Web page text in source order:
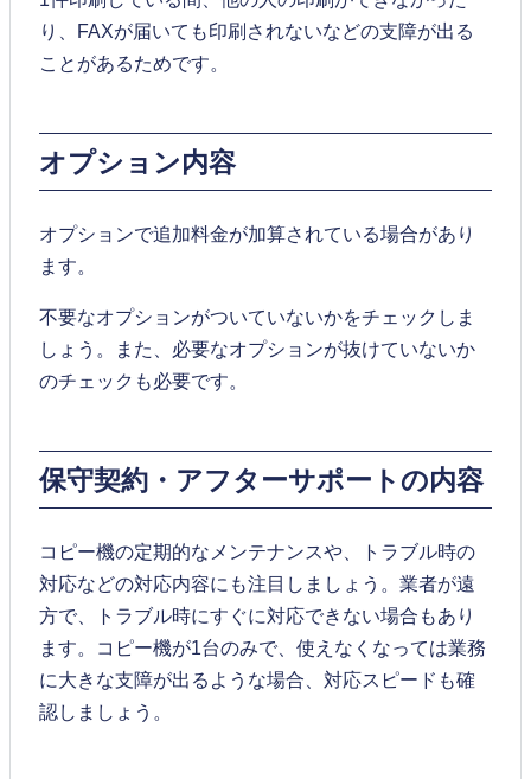
り、FAXが届いても印刷されないなどの支障が出る
ことがあるためです。
オプション内容
オプションで追加料金が加算されている場合があり
ます。
不要なオプションがついていないかをチェックしま
しょう。また、必要なオプションが抜けていないか
のチェックも必要です。
保守契約・アフターサポートの内容
コピー機の定期的なメンテナンスや、トラブル時の
対応などの対応内容にも注目しましょう。業者が遠
方で、トラブル時にすぐに対応できない場合もあり
ます。コピー機が1台のみで、使えなくなっては業務
に大きな支障が出るような場合、対応スピードも確
認しましょう。